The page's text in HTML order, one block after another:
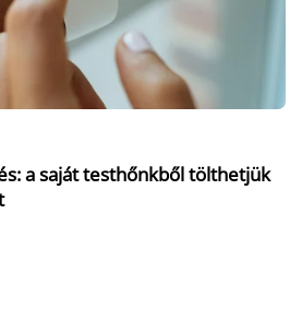
a saját testhőnkből tölthetjük